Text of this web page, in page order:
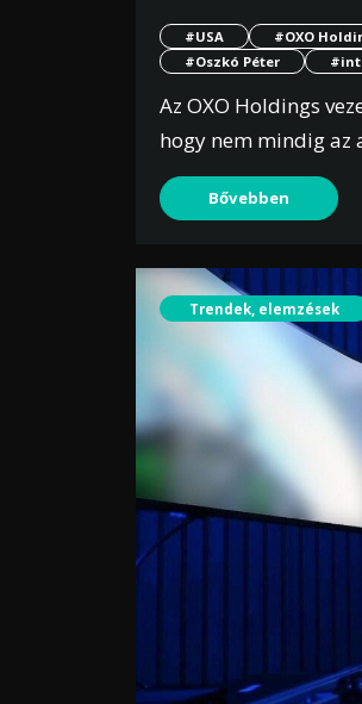
#USA #OXO
#Oszkó Péter
Az OXO Holdings
hogy nem mindig
Bővebben
Trendek, elemzések